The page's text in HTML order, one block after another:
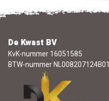
De Kwast BV
KvK-nummer 16051585
BTW-nummer NL008207124B01